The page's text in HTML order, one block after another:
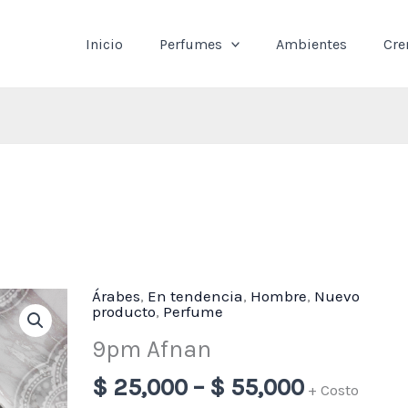
Inicio Perfumes Ambientes
Árabes, En tendencia, Hombre, Nuevo
producto, Perfume
9pm Afnan
$ 25,000 – $ 55,000
Price
through
$ 55,000
+ Costo
9pm
Afnan
cantidad